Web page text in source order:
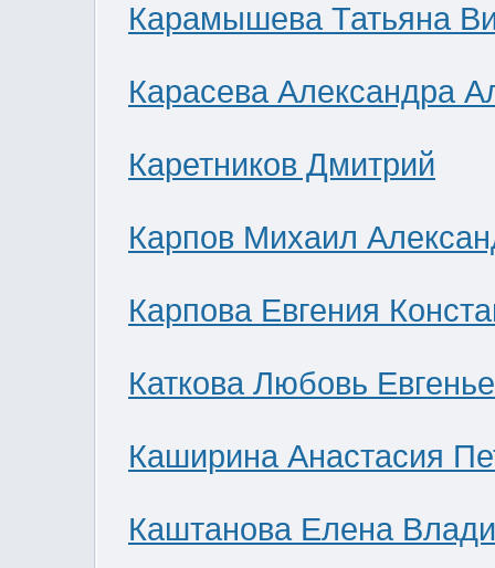
Карамышева Татьяна
Карасева Александра
Каретников Дмитрий
Карпов Михаил
Карпова Евгения
Каткова Любовь
Каширина Анастасия
Каштанова Елена